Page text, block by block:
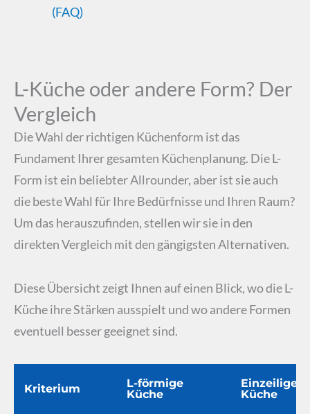
(FAQ)
L-Küche oder andere Form? Der
Vergleich
Die Wahl der richtigen Küchenform ist das
Fundament Ihrer gesamten Küchenplanung. Die L-
Form ist ein beliebter Allrounder, aber ist sie auch
die beste Wahl für Ihre Bedürfnisse und Ihren Raum?
Um das herauszufinden, stellen wir sie in den
direkten Vergleich mit den gängigsten Alternativen.
Diese Übersicht zeigt Ihnen auf einen Blick, wo die L-
Küche ihre Stärken ausspielt und wo andere Formen
eventuell besser geeignet sind.
Kriterium
L-förmige
Küche
Einzeilige
Küche